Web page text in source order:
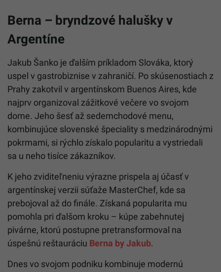
Berna – bryndzové halušky v
Argentíne
Jakub Šanko je ďalším príkladom Slováka, ktorý
uspel v gastrobiznise v zahraničí. Po skúsenostiach z
Prahy zakotvil v argentínskom Buenos Aires, kde
najprv organizoval zážitkové večere vo svojom
dome. Jeho šesť až sedemchodové menu,
kombinujúce slovenské špeciality s medzinárodnými
pokrmami, si rýchlo získalo popularitu a vystriedali
sa u neho tisíce zákazníkov.
K jeho zviditeľneniu výrazne prispela aj účasť v
argentínskej verzii súťaže MasterChef, kde sa
prebojoval až do finále. Získaná popularita mu
pomohla pri ďalšom kroku – kúpe zabehnutej
pivárne, ktorú postupne pretransformoval na
úspešnú reštauráciu Berna by Jakub.
Dnes vo svojom podniku kombinuje modernú